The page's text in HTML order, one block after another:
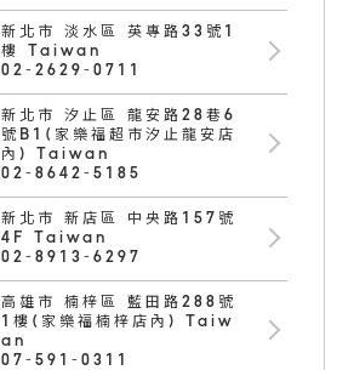
新北市 淡水區 英專路33號1
樓 Taiwan
02-2629-0711
新北市 汐止區 龍安路28巷6
號B1(家樂福超市汐止龍安店
內) Taiwan
02-8642-5185
新北市 新店區 中央路157號
4F Taiwan
02-8913-6297
高雄市 楠梓區 藍田路288號
1樓(家樂福楠梓店內) Taiw
an
07-591-0311